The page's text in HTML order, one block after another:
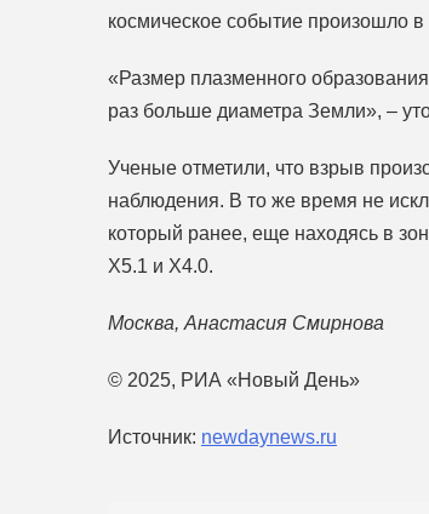
космическое событие произошло
«Размер плазменного
раз больше диаметра Земли», –
Ученые отметили, что взрыв
наблюдения. В то же время не
который ранее, еще находясь в
X5.1 и X4.0.
Москва, Анастасия Смирнова
© 2025, РИА «Новый День»
Источник: newdaynews.ru